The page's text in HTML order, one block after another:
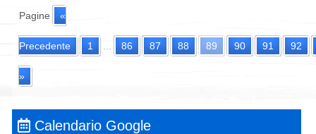
Pagine «
Precedente 1 86 87 88 89 90 91 92
»
Calendario Google